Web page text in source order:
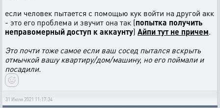
если человек пытается с помощью кук войти на другой акк
- это его проблема и звучит она так (попытка получить
неправомерный доступ к аккаунту) Айпи тут не причем.
Это почти тоже самое если ваш сосед пытался вскрыть
отмычкой вашу квартиру/дом/машину, но его поймали и
посадили.
31 Июля 2021 11:17:34